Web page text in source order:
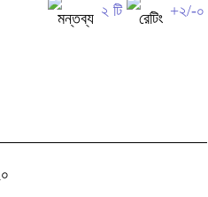
২ টি +২/-০